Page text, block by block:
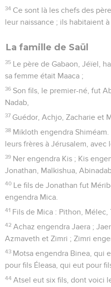
34 Ce sont là les chefs des
leur naissance ; ils habitaient à
La famille de Saül
35 Le père de Gabaon, Jéïel,
sa femme était Maaca ;
36 Son fils, le premier-né, fut
Nadab,
37 Guédor, Achjo, Zacharie et
38 Mikloth engendra
leurs frères à Jérusalem, avec
39 Ner engendra Kis ; Kis
Jonathan, Malkishua,
40 Le fils de Jonathan fut
engendra Mica.
41 Fils de Mica : Pithon, Mélec,
42 Achaz engendra Jaera ;
Azmaveth et Zimri ; Zimri
43 Motsa engendra Binea, qui
pour fils Éleasa, qui eut pour
44 Atsel eut six fils, dont voici